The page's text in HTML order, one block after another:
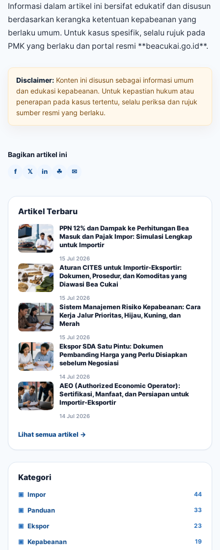
Informasi dalam artikel ini bersifat edukatif dan disusun
berdasarkan kerangka ketentuan kepabeanan yang
berlaku umum. Untuk kasus spesifik, selalu rujuk pada
PMK yang berlaku dan portal resmi **beacukai.go.id**.
Disclaimer: Konten ini disusun sebagai informasi umum
dan edukasi kepabeanan. Untuk kepastian hukum atau
penerapan pada kasus tertentu, selalu periksa dan rujuk
sumber resmi yang berlaku.
Bagikan artikel ini
f 𝕏 in ☘ ✉
Artikel Terbaru
PPN 12% dan Dampak ke Perhitungan Bea
Masuk dan Pajak Impor: Simulasi Lengkap
untuk Importir
15 Jul 2026
Aturan CITES untuk Importir-Eksportir:
Dokumen, Prosedur, dan Komoditas yang
Diawasi Bea Cukai
15 Jul 2026
Sistem Manajemen Risiko Kepabeanan: Cara
Kerja Jalur Prioritas, Hijau, Kuning, dan
Merah
15 Jul 2026
Ekspor SDA Satu Pintu: Dokumen
Pembanding Harga yang Perlu Disiapkan
sebelum Negosiasi
14 Jul 2026
AEO (Authorized Economic Operator):
Sertifikasi, Manfaat, dan Persiapan untuk
Importir-Eksportir
14 Jul 2026
Lihat semua artikel →
Kategori
Impor 44
Panduan 33
Ekspor 23
Kepabeanan 19